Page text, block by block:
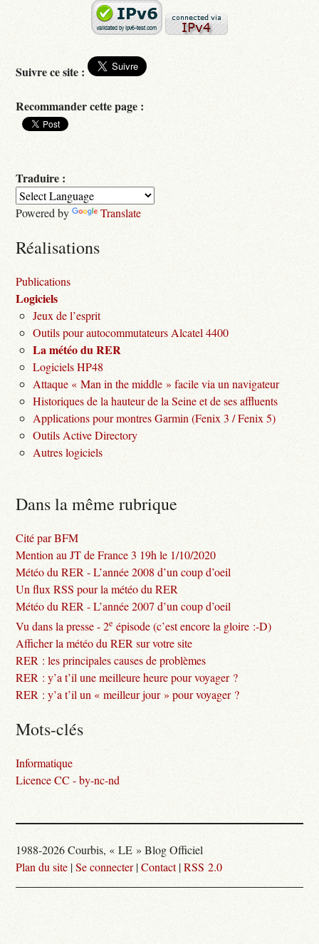
Suivre ce site :
Recommander cette page :
Traduire :
Powered by Translate
Réalisations
Publications
Logiciels
Jeux de l’esprit
Outils pour autocommutateurs Alcatel 4400
La météo du RER
Logiciels HP48
Attaque « Man in the middle » facile via un navigateur
Historiques de la hauteur de la Seine et de ses affluents
Applications pour montres Garmin (Fenix 3 / Fenix 5)
Outils Active Directory
Autres logiciels
Dans la même rubrique
Cité par BFM
Mention au JT de France 3 19h le 1/10/2020
Météo du RER - L’année 2008 d’un coup d’oeil
Un flux RSS pour la météo du RER
Météo du RER - L’année 2007 d’un coup d’oeil
Vu dans la presse - 2e épisode (c’est encore la gloire :-D)
Afficher la météo du RER sur votre site
RER : les principales causes de problèmes
RER : y’a t’il une meilleure heure pour voyager ?
RER : y’a t’il un « meilleur jour » pour voyager ?
Mots-clés
Informatique
Licence CC - by-nc-nd
1988-2026 Courbis, « LE » Blog Officiel
Plan du site |Se connecter|Contact|RSS 2.0